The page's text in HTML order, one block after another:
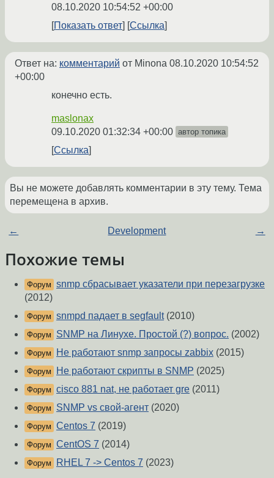
08.10.2020 10:54:52 +00:00
Показать ответ
Ссылка
Ответ на: комментарий от Minona 08.10.2020 10:54:52
+00:00
конечно есть.
maslonax
09.10.2020 01:32:34 +00:00 автор топика
Ссылка
Вы не можете добавлять комментарии в эту тему. Тема
перемещена в архив.
← Development →
Похожие темы
Форум snmp сбрасывает указатели при перезагрузке
(2012)
Форум snmpd падает в segfault(2010)
Форум SNMP на Линухе. Простой (?) вопрос. (2002)
Форум Не работают snmp запросы zabbix (2015)
Форум Не работают скрипты в SNMP (2025)
Форум cisco 881 nat, не работает gre (2011)
Форум SNMP vs свой-агент (2020)
Форум Centos 7 (2019)
Форум CentOS 7 (2014)
Форум RHEL 7 -> Centos 7 (2023)